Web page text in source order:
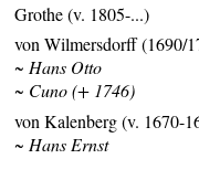
Grothe (v. 1805-...)
von Wilmersdorff (1690/
~ Hans Otto
~ Cuno (+ 1746)
von Kalenberg (v. 1670-
~ Hans Ernst